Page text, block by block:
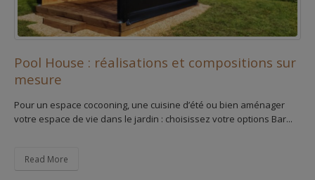
Pool House : réalisations et compositions sur
mesure
Pour un espace cocooning, une cuisine d’été ou bien aménager
votre espace de vie dans le jardin : choisissez votre options Bar...
Read More